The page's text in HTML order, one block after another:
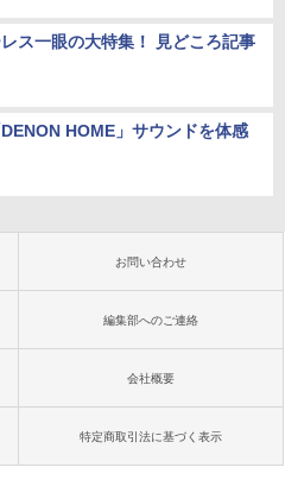
ス一眼の大特集！ 見どころ記事
HOME」サウンドを体感
お問い合わせ
編集部へのご連絡
会社概要
特定商取引法に基づく表示